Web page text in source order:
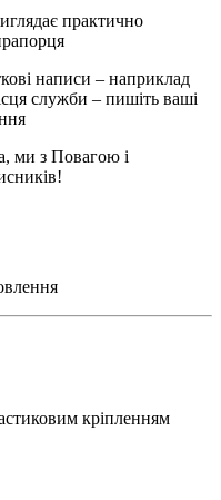
практично
написи – наприклад
служби – пишіть ваші
ми з Повагою і
кріпленням